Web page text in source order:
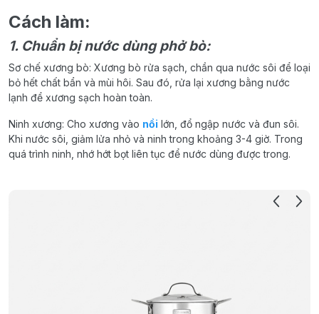
Cách làm:
1. Chuẩn bị nước dùng phở bò:
Sơ chế xương bò: Xương bò rửa sạch, chần qua nước sôi để loại
bỏ hết chất bẩn và mùi hôi. Sau đó, rửa lại xương bằng nước
lạnh để xương sạch hoàn toàn.
Ninh xương: Cho xương vào nồi lớn, đổ ngập nước và đun sôi.
Khi nước sôi, giảm lửa nhỏ và ninh trong khoảng 3-4 giờ. Trong
quá trình ninh, nhớ hớt bọt liên tục để nước dùng được trong.